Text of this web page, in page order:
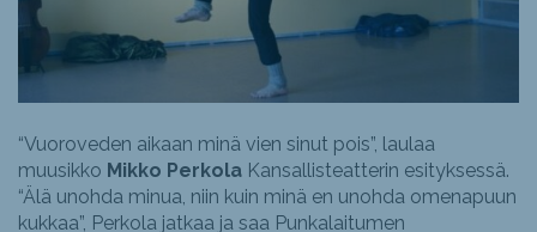
“Vuoroveden aikaan minä vien sinut pois”, laulaa
muusikko Mikko Perkola Kansallisteatterin esityksessä.
“Älä unohda minua, niin kuin minä en unohda omenapuun
kukkaa”, Perkola jatkaa ja saa Punkalaitumen